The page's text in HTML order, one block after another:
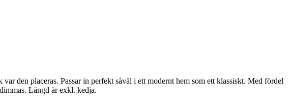
den placeras. Passar in perfekt såväl i ett modernt hem som ett klassiskt. Med fördel
Längd är exkl. kedja.